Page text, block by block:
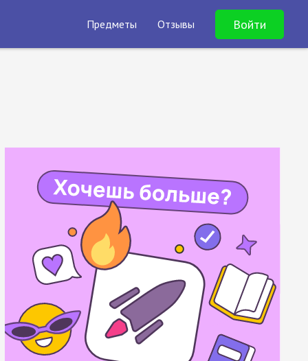
Предметы Отзывы Войти